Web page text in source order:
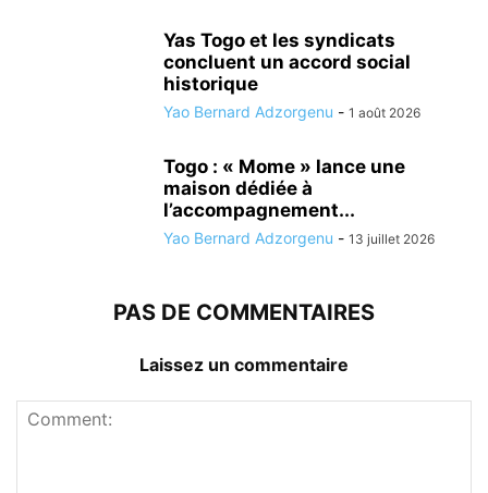
Yas Togo et les syndicats
concluent un accord social
historique
Yao Bernard Adzorgenu - 1 août 2026
Togo : « Mome » lance une
maison dédiée à
l’accompagnement...
Yao Bernard Adzorgenu - 13 juillet 2026
PAS DE COMMENTAIRES
Laissez un commentaire